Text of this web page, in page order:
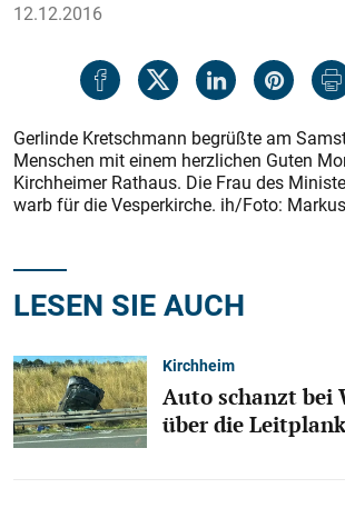
12.12.2016
Gerlinde Kretschmann begrüßte am
Menschen mit einem herzlichen Guten
Kirchheimer Rathaus. Die Frau des
warb für die Vesperkirche. ih/Foto:
LESEN SIE AUCH
Kirchheim
Auto schanzt bei
über die